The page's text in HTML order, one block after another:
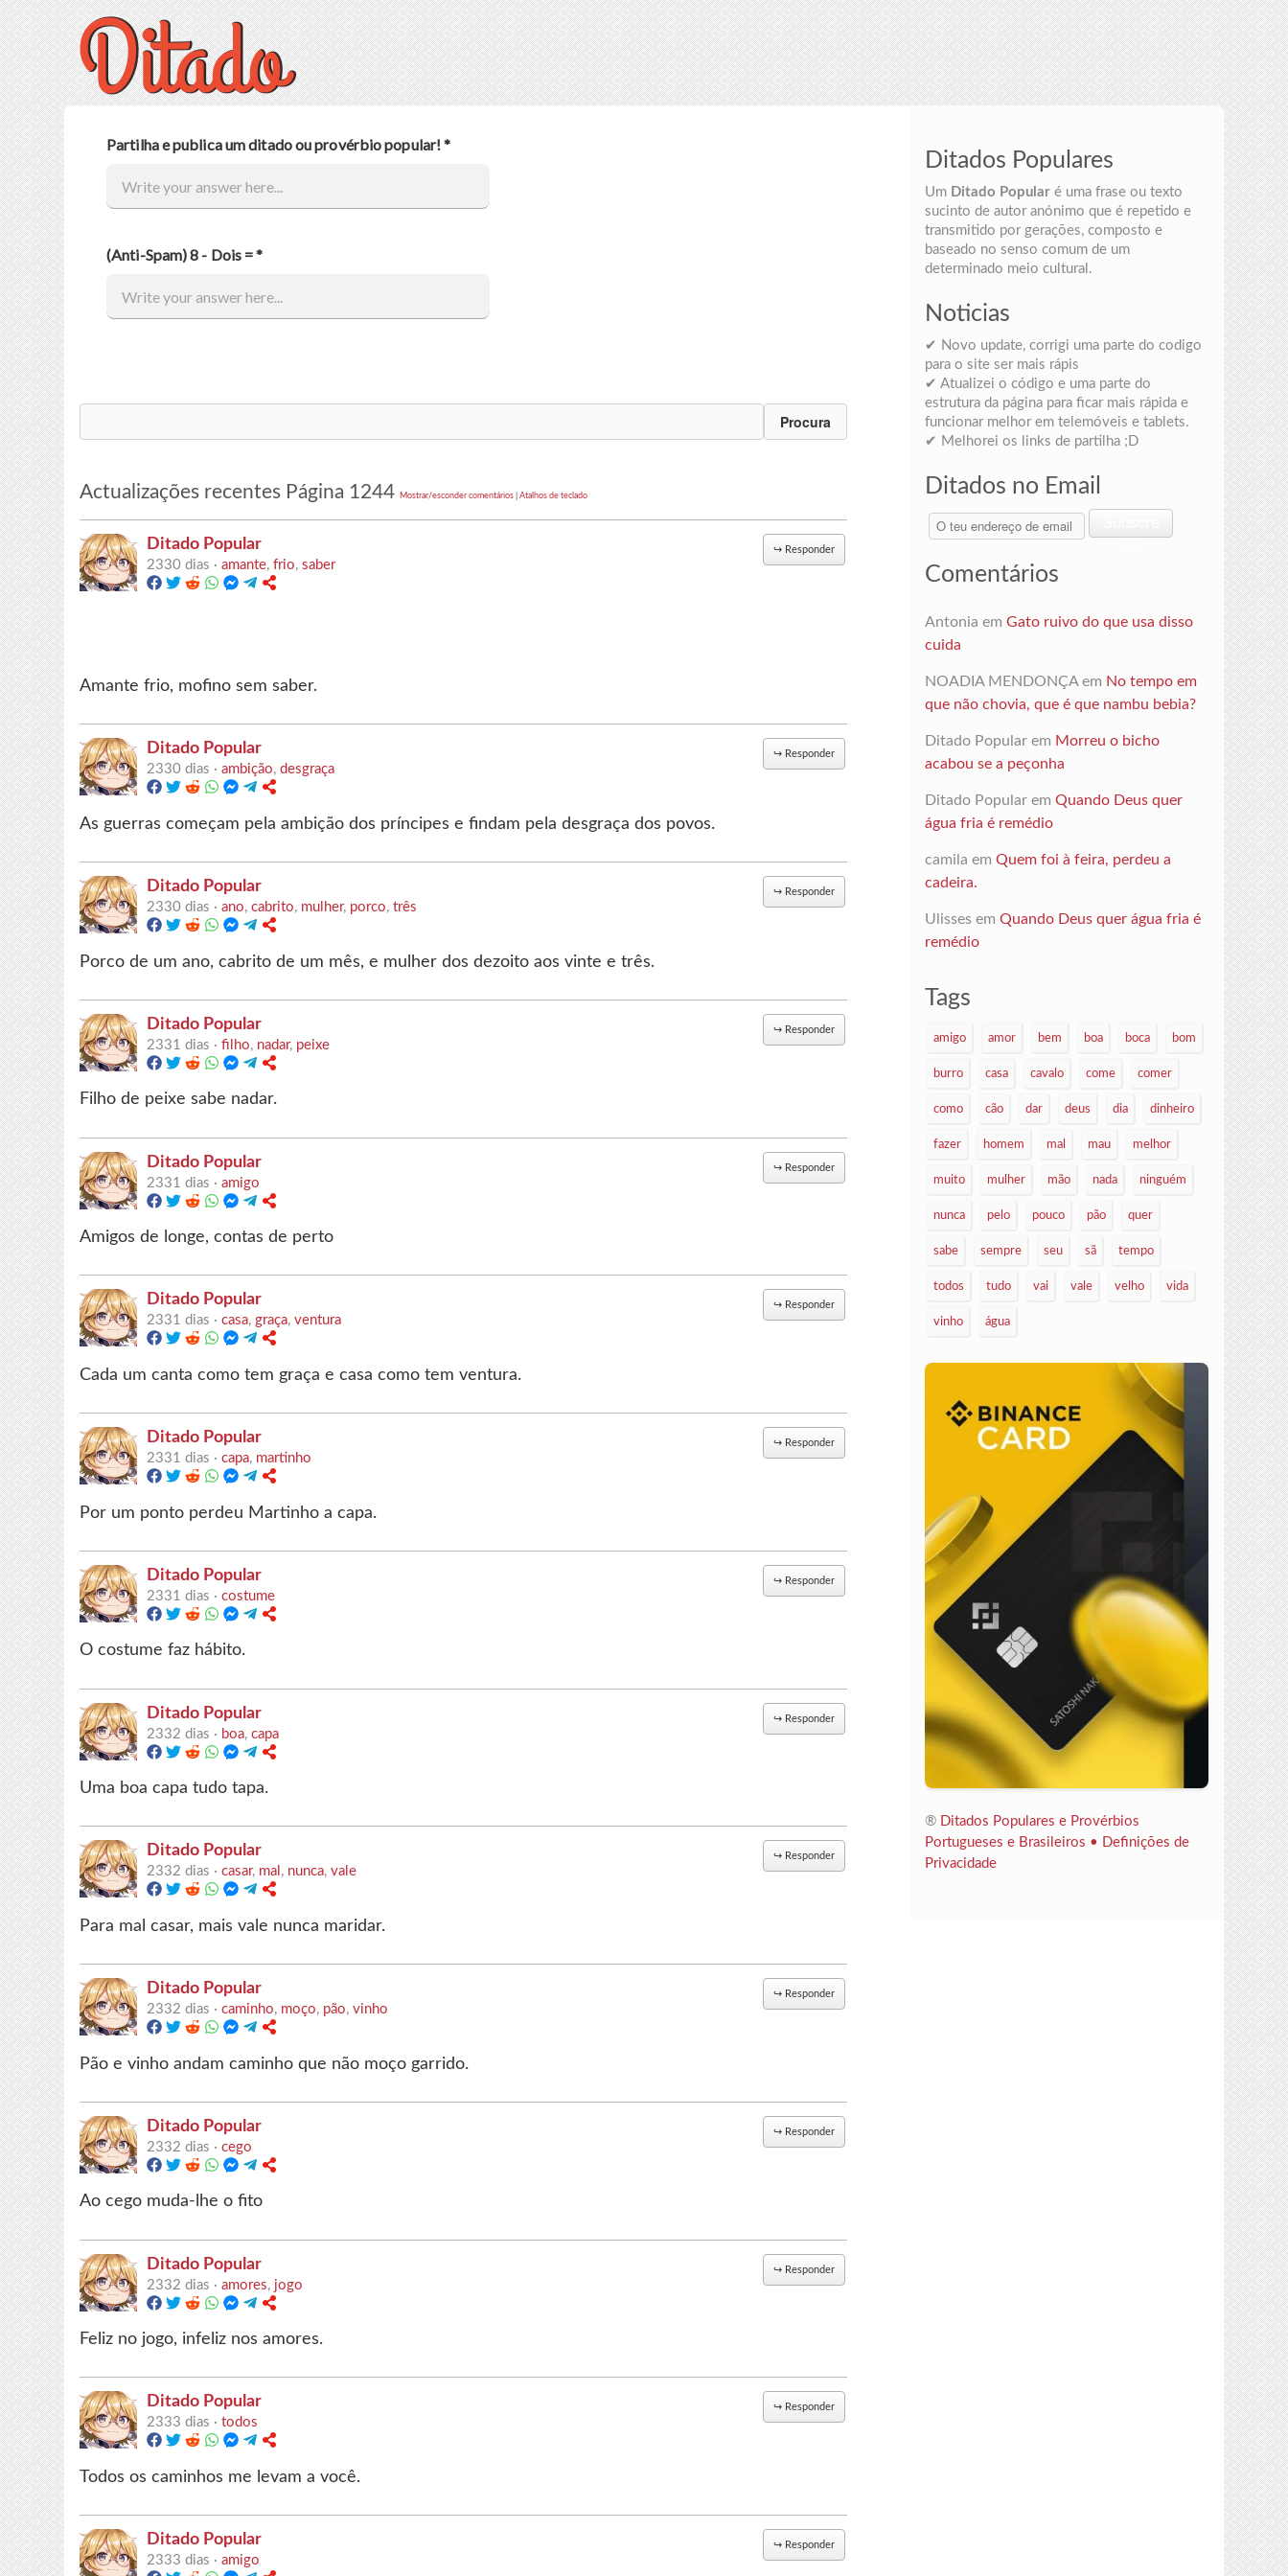
for:
Actualizações recentes Página 1244Mostrar/esconder comentários |Atalhos de teclado
Ditado Popular ↪ Responder
2330 dias ·amante,frio,saber
Amante frio, mofino sem saber.
Ditado Popular ↪ Responder
2330 dias ·ambição,desgraça
As guerras começam pela ambição dos príncipes e findam pela desgraça dos povos.
Ditado Popular ↪ Responder
2330 dias ·ano,cabrito, mulher, porco,três
Porco de um ano, cabrito de um mês, e mulher dos dezoito aos vinte e três.
Ditado Popular ↪ Responder
2331 dias ·filho, nadar, peixe
Filho de peixe sabe nadar.
Ditado Popular ↪ Responder
2331 dias ·amigo
Amigos de longe, contas de perto
Ditado Popular ↪ Responder
2331 dias ·casa,graça,ventura
Cada um canta como tem graça e casa como tem ventura.
Ditado Popular ↪ Responder
2331 dias ·capa, martinho
Por um ponto perdeu Martinho a capa.
Ditado Popular ↪ Responder
2331 dias ·costume
O costume faz hábito.
Ditado Popular ↪ Responder
2332 dias · boa,capa
Uma boa capa tudo tapa.
Ditado Popular ↪ Responder
2332 dias ·casar, mal , nunca,vale
Para mal casar, mais vale nunca maridar.
Ditado Popular ↪ Responder
2332 dias ·caminho, moço, pão,vinho
Pão e vinho andam caminho que não moço garrido.
Ditado Popular ↪ Responder
2332 dias ·cego
Ao cego muda-lhe o fito
Ditado Popular ↪ Responder
2332 dias ·amores, jogo
Feliz no jogo, infeliz nos amores.
Ditado Popular ↪ Responder
2333 dias ·todos
Todos os caminhos me levam a você.
Ditado Popular ↪ Responder
2333 dias ·amigo
Ditados Populares
Um Ditado Popularé uma frase ou texto
sucinto de autor anónimo que é repetido e
transmitido por gerações, composto e
baseado no senso comum de um
determinado meio cultural.
Noticias
✔ Novo update, corrigi uma parte do codigo
para o site ser mais rápis
✔ Atualizei o código e uma parte do
estrutura da página para ficar mais rápida e
funcionar melhor em telemóveis e tablets.
✔ Melhorei os links de partilha ;D
Ditados no Email
O
teu
de
ver
Comentários
Antonia em Gato ruivo do que usa disso
cuida
NOADIA MENDONÇAem No tempo em
que não chovia, que é que nambu bebia?
Ditado Popularem Morreu o bicho
acabou se a peçonha
Ditado Popularem Quando Deus quer
água fria é remédio
camila em Quem foi à feira, perdeu a
cadeira.
Ulissesem Quando Deus quer água fria é
remédio
Tags
amigo amor bem boa boca bom
burro casa cavalo come comer
como cão dar deus dia dinheiro
fazer homem mal mau melhor
muito mulher mão nada ninguém
nunca pelo pouco pão quer
sabe sempre seu sã tempo
todos tudo vai vale velho vida
vinho água
® Ditados Populares e Provérbios
Portugueses e Brasileiros • Definições de
Privacidade